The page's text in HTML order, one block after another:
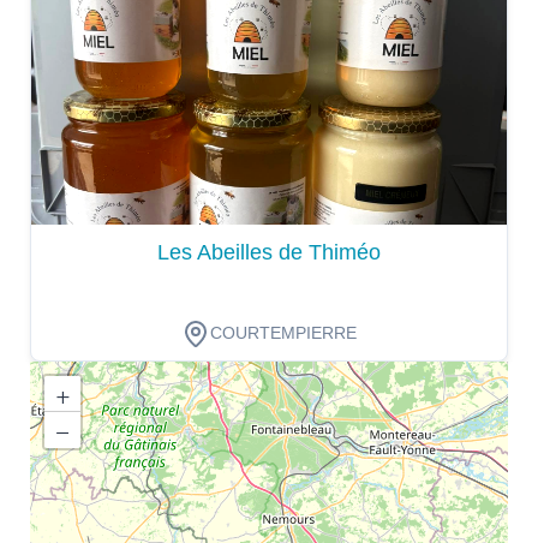
Dégustation
Les Abeilles de Thiméo
COURTEMPIERRE
Dégustation
+
−